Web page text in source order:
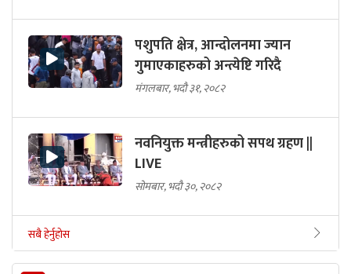
पशुपति क्षेत्र, आन्दोलनमा ज्यान
गुमाएकाहरुको अन्त्येष्टि गरिदै
मंगलबार, भदौ ३१, २०८२
नवनियुक्त मन्त्रीहरुको सपथ ग्रहण ||
LIVE
सोमबार, भदौ ३०, २०८२
सबै हेर्नुहोस